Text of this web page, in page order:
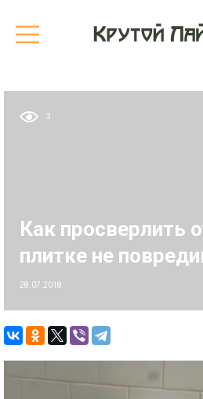
3
Как просверлить
плитке не
28.07.2018